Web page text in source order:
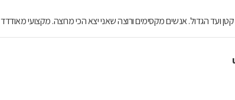
ועד הגדול. אנשים מקסימים ורוצה שאני יצא הכי מרוצה. מקצועי מאודדד